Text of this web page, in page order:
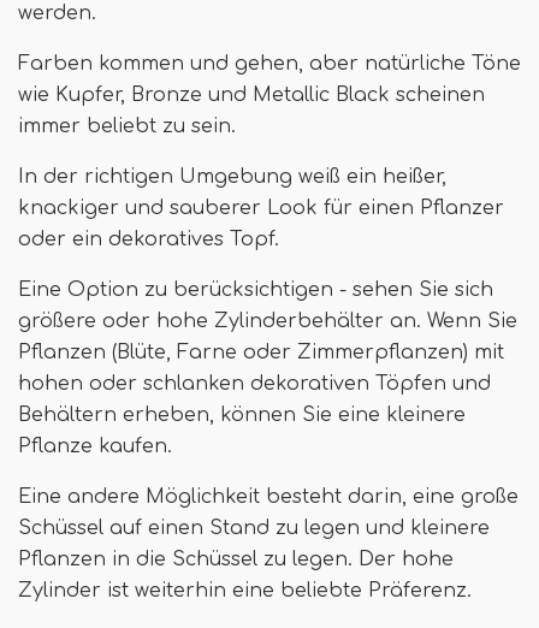
werden.
Farben kommen und gehen, aber natürliche Töne
wie Kupfer, Bronze und Metallic Black scheinen
immer beliebt zu sein.
In der richtigen Umgebung weiß ein heißer,
knackiger und sauberer Look für einen Pflanzer
oder ein dekoratives Topf.
Eine Option zu berücksichtigen - sehen Sie sich
größere oder hohe Zylinderbehälter an. Wenn Sie
Pflanzen (Blüte, Farne oder Zimmerpflanzen) mit
hohen oder schlanken dekorativen Töpfen und
Behältern erheben, können Sie eine kleinere
Pflanze kaufen.
Eine andere Möglichkeit besteht darin, eine große
Schüssel auf einen Stand zu legen und kleinere
Pflanzen in die Schüssel zu legen. Der hohe
Zylinder ist weiterhin eine beliebte Präferenz.